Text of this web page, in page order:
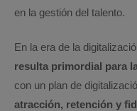
en la gestión del talento.
En la era de la
resulta primordial para
con un plan de
atracción, retención y